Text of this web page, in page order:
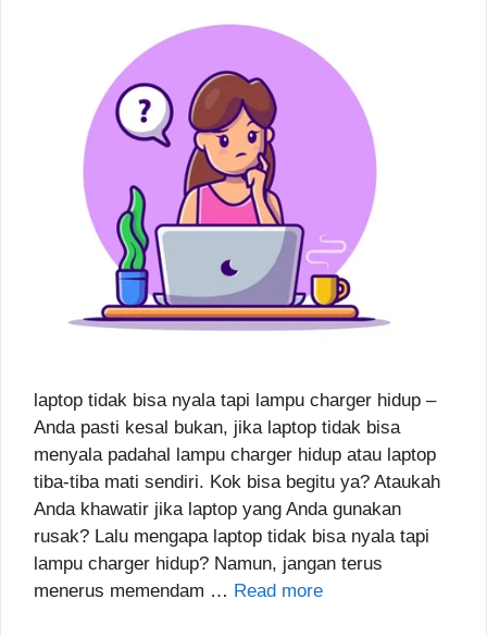
laptop tidak bisa nyala tapi lampu charger hidup –
Anda pasti kesal bukan, jika laptop tidak bisa
menyala padahal lampu charger hidup atau laptop
tiba-tiba mati sendiri. Kok bisa begitu ya? Ataukah
Anda khawatir jika laptop yang Anda gunakan
rusak? Lalu mengapa laptop tidak bisa nyala tapi
lampu charger hidup? Namun, jangan terus
menerus memendam … Read more